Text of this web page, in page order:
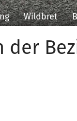
Wildbret
der